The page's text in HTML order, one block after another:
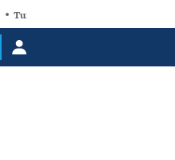
Turbina eólica